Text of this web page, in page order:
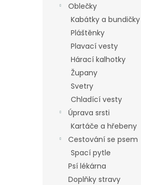
Oblečky
Kabátky a bundičky
Pláštěnky
Plavací vesty
Hárací kalhotky
Župany
Svetry
Chladící vesty
Úprava srsti
Kartáče a hřebeny
Cestování se psem
Spací pytle
Psí lékárna
Doplňky stravy